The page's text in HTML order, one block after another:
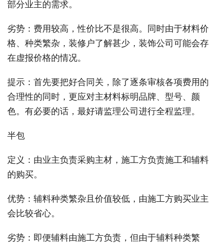
部分业主的需求。
劣势：费用较高，性价比不是很高。同时由于材料价
格、种类繁杂，装修户了解甚少，装饰公司可能会存
在虚报价格的情况。
提示：首先要把好合同关，除了逐条审核各项费用的
合理性的同时，更应对主材料标明品牌、型号、颜
色。有必要的话，最好请监理公司进行全程监理。
半包
定义：由业主负责采购主材，施工方负责施工和辅料
的购买。
优势：辅料种类繁杂且价值较低，由施工方购买业主
会比较省心。
劣势：即便辅料由施工方负责，但由于辅料种类繁